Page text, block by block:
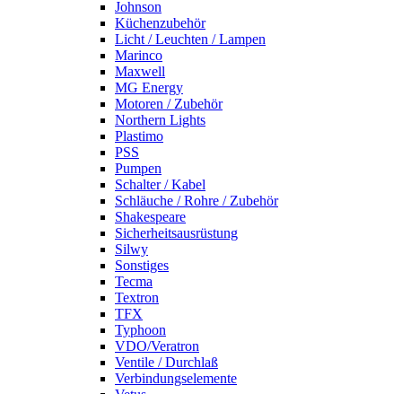
Johnson
Küchenzubehör
Licht / Leuchten / Lampen
Marinco
Maxwell
MG Energy
Motoren / Zubehör
Northern Lights
Plastimo
PSS
Pumpen
Schalter / Kabel
Schläuche / Rohre / Zubehör
Shakespeare
Sicherheitsausrüstung
Silwy
Sonstiges
Tecma
Textron
TFX
Typhoon
VDO/Veratron
Ventile / Durchlaß
Verbindungselemente